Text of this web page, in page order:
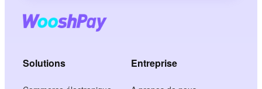
Solutions Entreprise